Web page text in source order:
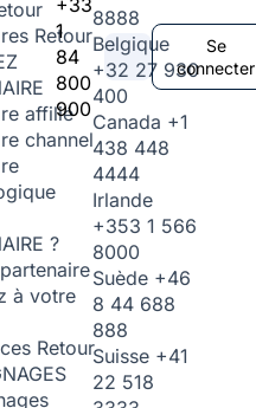
Retour
affilié
channel
?
à votre
Retour
1
84
800
900
8888
Belgique
+32 27 930
400
Canada +1
438 448
4444
Irlande
+353 1 566
8000
Suède +46
8 44 688
888
Suisse +41
22 518
Se
connecter